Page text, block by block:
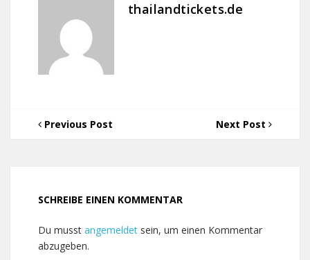
thailandtickets.de
Previous Post Next Post
SCHREIBE EINEN KOMMENTAR
Du musst angemeldet sein, um einen Kommentar
abzugeben.